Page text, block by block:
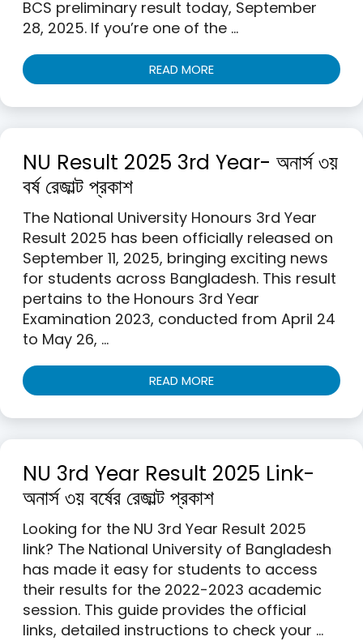
BCS preliminary result today, September
28, 2025. If you’re one of the …
READ MORE
NU Result 2025 3rd Year- অনার্স ৩য়
বর্ষ রেজাল্ট প্রকাশ
The National University Honours 3rd Year
Result 2025 has been officially released on
September 11, 2025, bringing exciting news
for students across Bangladesh. This result
pertains to the Honours 3rd Year
Examination 2023, conducted from April 24
to May 26, …
READ MORE
NU 3rd Year Result 2025 Link-
অনার্স ৩য় বর্ষের রেজাল্ট প্রকাশ
Looking for the NU 3rd Year Result 2025
link? The National University of Bangladesh
has made it easy for students to access
their results for the 2022-2023 academic
session. This guide provides the official
links, detailed instructions to check your …